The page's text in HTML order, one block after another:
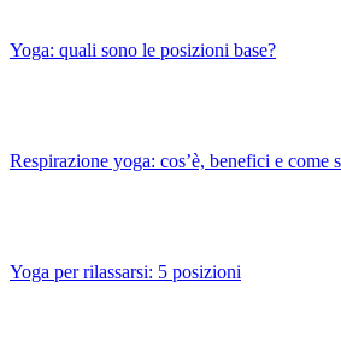
Yoga: quali sono le posizioni base?
Respirazione yoga: cos’è, benefici e come
Yoga per rilassarsi: 5 posizioni